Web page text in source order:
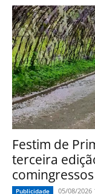
Festim de
terceira
Publicidade 05/08/2026